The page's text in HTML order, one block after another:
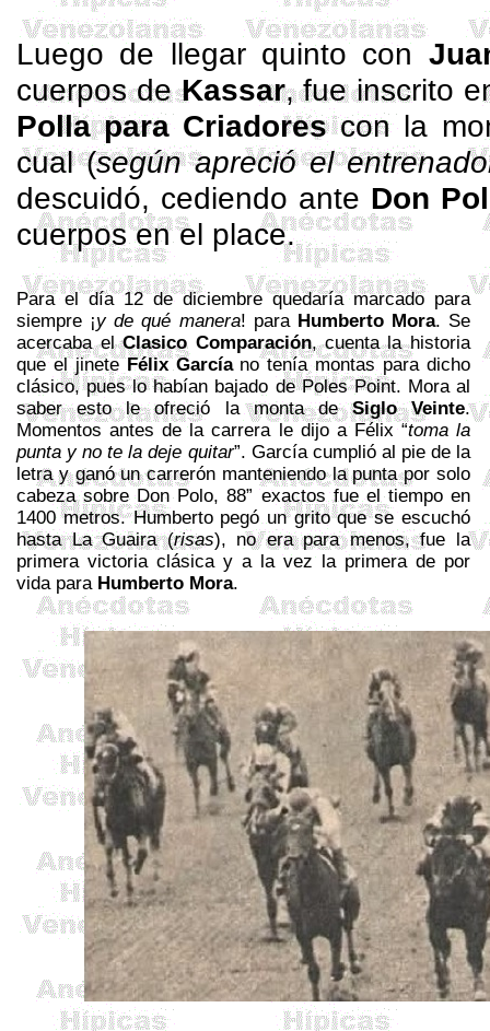
Luego de llegar quinto con
cuerpos deKassar, fue inscrito
Polla para Criadorescon la
cual (según apreció el
descuidó, cediendo ante Don
cuerpos en el place.
Para el día 12 de diciembre quedaría marcado para
siempre ¡y de qué manera! para Humberto Mora. Se
acercaba elClasico Comparación, cuenta la historia
que el jineteFélix Garcíano tenía montas para dicho
clásico, pues lo habían bajado dePolesPoint. Mora al
saber esto le ofreció la monta deSiglo Veinte.
Momentos antes de la carrera le dijo a Félix “toma la
punta y no te la deje quitar”. García cumplió al pie de la
letra y ganó un carrerón manteniendo la punta por solo
cabeza sobre Don Polo, 88” exactos fue el tiempo en
1400 metros. Humberto pegó un grito que se escuchó
hasta La Guaira (risas), no era para menos, fue la
primera victoria clásica y a la vez la primera de por
vida para Humberto Mora.